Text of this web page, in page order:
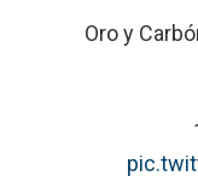
Oro y